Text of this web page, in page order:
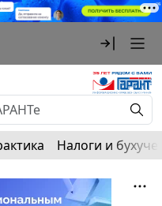
Налоги и